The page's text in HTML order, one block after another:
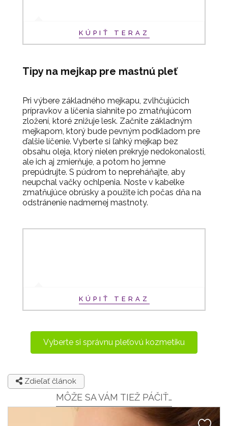
KÚPIŤ TERAZ
Tipy na mejkap pre mastnú pleť
Pri výbere základného mejkapu, zvlhčujúcich
prípravkov a líčenia siahnite po zmatňujúcom
zložení, ktoré znižuje lesk. Začnite základným
mejkapom, ktorý bude pevným podkladom pre
ďalšie líčenie. Vyberte si ľahký mejkap bez
obsahu oleja, ktorý nielen prekryje nedokonalosti,
ale ich aj zmierňuje, a potom ho jemne
prepúdrujte. S púdrom to nepreháňajte, aby
neupchal vačky ochlpenia. Noste v kabelke
zmatňujúce obrúsky a použite ich počas dňa na
odstránenie nadmernej mastnoty.
KÚPIŤ TERAZ
Vyberte si správnu pleťovú kozmetiku
Zdieľať článok
MÔŽE SA VÁM TIEŽ PÁČIŤ…